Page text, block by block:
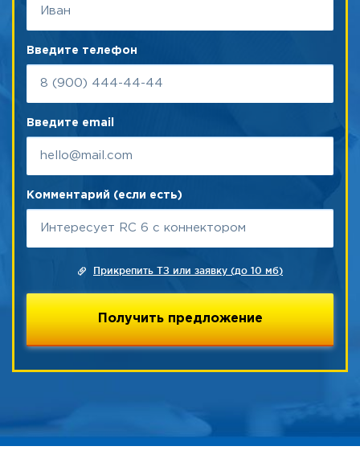
Введите телефон
Введите email
Комментарий (если есть)
Прикрепить ТЗ или заявку (до 10 мб)